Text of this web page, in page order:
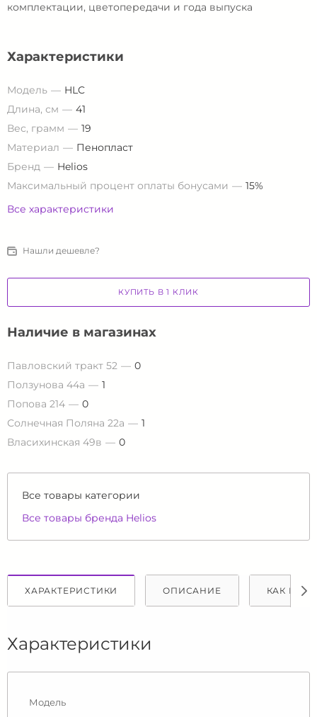
комплектации, цветопередачи и года выпуска
Характеристики
Модель
HLC
Длина, см
41
Вес, грамм
19
Материал
Пенопласт
Бренд
Helios
Максимальный процент оплаты бонусами
15%
Все характеристики
Нашли дешевле?
КУПИТЬ В 1 КЛИК
Наличие в магазинах
Павловский тракт 52
0
Ползунова 44а
1
Попова 214
0
Солнечная Поляна 22а
1
Власихинская 49в
0
Все товары категории
Все товары бренда Helios
ХАРАКТЕРИСТИКИ ОПИСАНИЕ КАК
Характеристики
Модель